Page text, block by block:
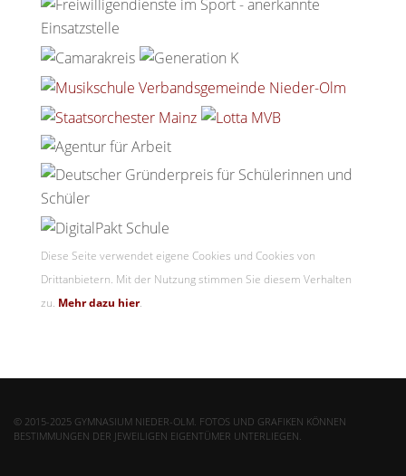
Diese Seite verwendet eigene Cookies und Cookies von
Drittanbietern. Mit der Nutzung stimmen Sie diesem Verhalten
zu. Mehr dazu hier.
© 2015-2025 GYMNASIUM NIEDER-OLM. FOTOS UND GRAFIKEN KÖNNEN
BESTIMMUNGEN DER JEWEILIGEN EIGENTÜMER UNTERLIEGEN.